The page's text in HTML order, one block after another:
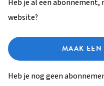
Heb je al een abonnement,
website?
MAAK
Heb je nog geen